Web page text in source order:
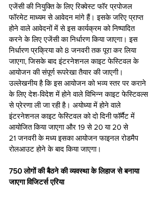
एजेंसी की नियुक्ति के लिए रिक्वेस्ट फॉर प्रपोजल
फॉरमेट माध्यम से आवेदन मांगे हैं। इसके जरिए प्राप्त
होने वाले आवेदनों में से इस कार्यक्रम को निष्पादित
करने के लिए एजेंसी का निर्धारण किया जाएगा। इस
निर्धारण प्रक्रिया को 8 जनवरी तक पूरा कर लिया
जाएगा, जिसके बाद इंटरनेशनल काइट फेस्टिवल के
आयोजन की संपूर्ण रूपरेखा तैयार की जाएगी।
उल्लेखनीय है कि इस आयोजन को भव्य स्तर पर कराने
के लिए देश-विदेश में होने वाले विभिन्न काइट फेस्टिवल्स
से प्रेरणा ली जा रही है। अयोध्या में होने वाले
इंटरनेशनल काइट फेस्टिवल को दो दिनी फॉर्मैट में
आयोजित किया जाएगा और 19 से 20 या 20 से
21 जनवरी के मध्य इसका आयोजन फाइनल रोडमैप
रोलआउट होने के बाद किया जाएगा।
750 लोगों की बैठने की व्यवस्था के लिहाज से बनाया
जाएगा विजिटर्स एरिया